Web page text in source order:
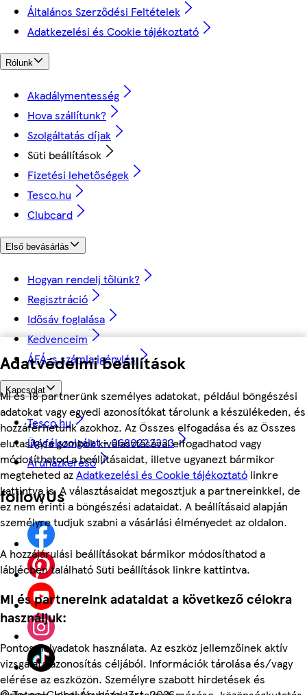
Adatvédelmi beállítások
Mi és 18 partnerünk személyes adatokat, például böngészési
adatokat vagy egyedi azonosítókat tárolunk a készülékeden, és
hozzáférhetünk azokhoz. Az Összes elfogadása és az Összes
elutasítása gombok kiválasztásával elfogadhatod vagy
módosíthatod a beállításaidat, illetve ugyanezt bármikor
megteheted azAdatkezelési és Cookie tájékoztató linkre
kattintva is. A választásaidat megosztjuk a partnereinkkel, de
ez nem érinti a böngészési adataidat. A beállításaid alapján
személyre tudjuk szabni a vásárlási élményedet az oldalon.
A hozzájárulási beállításokat bármikor módosíthatod a
láblécben található Süti beállítások linkre kattintva.
Mi és partnereink adataidat a következő célokra
használjuk:
Pontos helyadatok használata. Az eszköz jellemzőinek aktív
vizsgálata azonosítás céljából. Információk tárolása és/vagy
elérése az eszközön. Személyre szabott hirdetések és
Általános Szerződési Feltételek
Adatkezelési és Cookie tájékoztató
Rólunk
Akadálymentesség
Hova szállítunk?
Szolgáltatás díjak
Süti beállítások
Fizetési lehetőségek
Tesco.hu
Clubcard
Első bevásárlás
Hogyan rendelj tőlünk?
Regisztráció
Idősáv foglalása
Kedvenceim
ÁFÁ-s számla igénylés
Kapcsolat
Tesco.hu
Ügyfélszolgálat - 0680222333
Áruházkereső
followUs